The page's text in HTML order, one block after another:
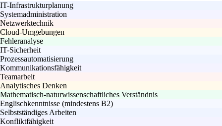
IT-Infrastrukturplanung
Systemadministration
Netzwerktechnik
Cloud-Umgebungen
Fehleranalyse
IT-Sicherheit
Prozessautomatisierung
Kommunikationsfähigkeit
Teamarbeit
Analytisches Denken
Mathematisch-naturwissenschaftliches Verständnis
Englischkenntnisse (mindestens B2)
Selbstständiges Arbeiten
Konfliktfähigkeit